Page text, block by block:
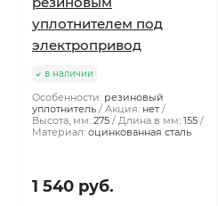
уплотнителем под
электропривод
в наличии
Особенности: резиновый
уплотнитель
Акция: нет
Высота, мм: 275 Длина в мм: 155
Материал: оцинкованная сталь
1 540 руб.